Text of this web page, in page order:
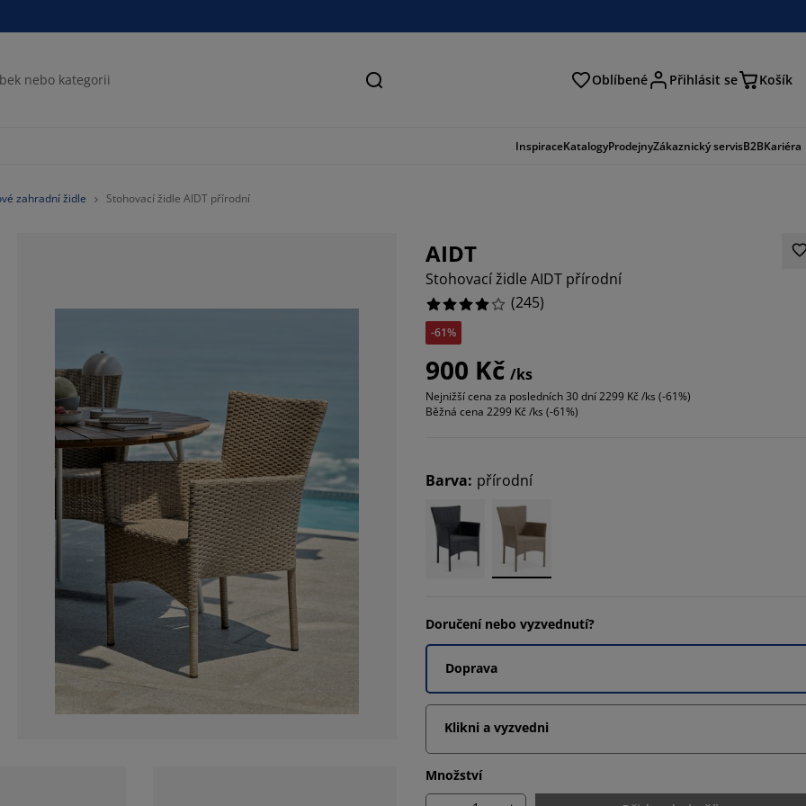
Hledat Oblíbené Přihlásit se Košík
InspiraceKatalogyProdejnyZákaznický servisB2BKariéra
zahradní židle Stohovací židle AIDT přírodní
AIDT
Stohovací židle AIDT přírodní
(245)
-61%
900 Kč /ks
Nejnižší cena za posledních 30 dní2299 Kč /ks (-61%)
Běžná cena 2299 Kč /ks (-61%)
Barva: přírodní
Doručení nebo vyzvednutí?
Doprava
Klikni a vyzvedni
Množství
12.653061224489795%
3.2653061224489797%
5.714285714285714%
16.73469387755102%